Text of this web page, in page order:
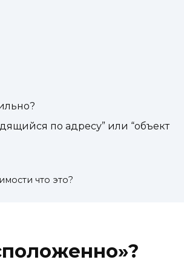
по адресу” или “объект
что это?